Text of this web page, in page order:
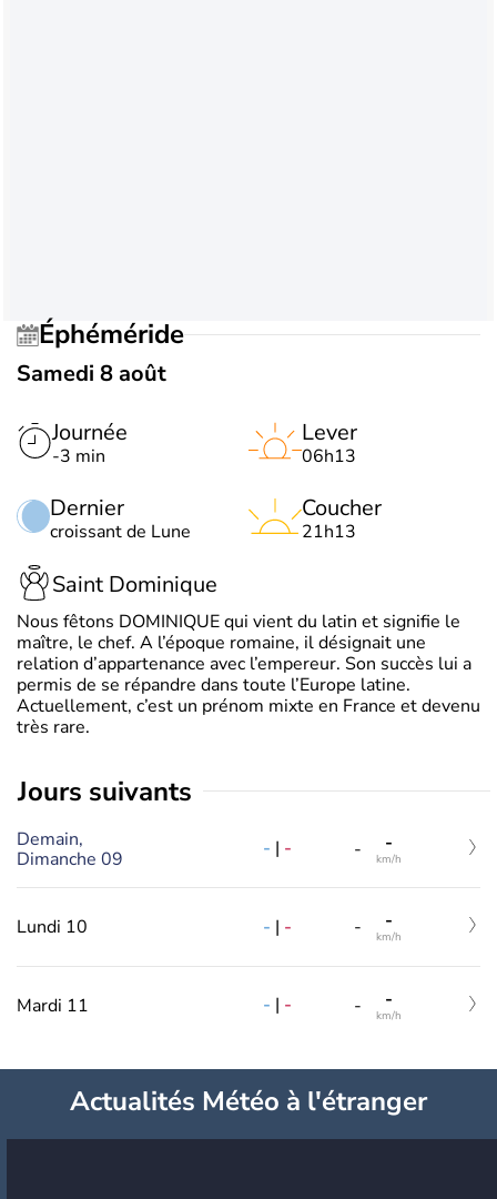
Éphéméride
Samedi 8 août
Journée
-3 min
Dernier
croissant de Lune
Lever
06h13
Coucher
21h13
Saint Dominique
Nous fêtons DOMINIQUE qui vient du latin et signifie le
maître, le chef. A l’époque romaine, il désignait une
relation d’appartenance avec l’empereur. Son succès lui a
permis de se répandre dans toute l’Europe latine.
Actuellement, c’est un prénom mixte en France et devenu
très rare.
jours suivants
Demain,
Dimanche 09
- | - - -
km/h
Lundi 10 - | - - -
km/h
Mardi 11 - | - - -
km/h
Actualités Météo à l'étranger